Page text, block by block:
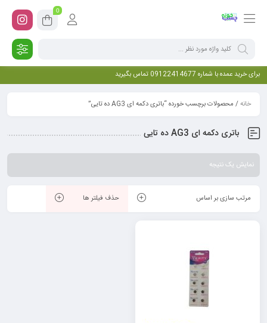
0
برای خرید عمده با شماره 09122414677 تماس بگیرید
خانه/ محصولات برچسب خورده “باتری دکمه ای AG3 ده تایی”
باتری دکمه ای AG3 ده تایی
نمایش یک نتیجه
مرتب سازی بر اساس حذف فیلتر ها